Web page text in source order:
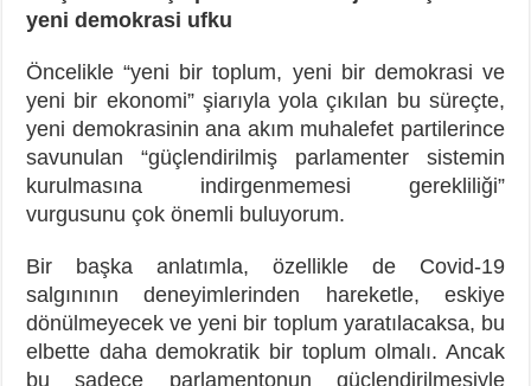
yeni demokrasi ufku
Öncelikle “yeni bir toplum, yeni bir demokrasi ve
yeni bir ekonomi” şiarıyla yola çıkılan bu süreçte,
yeni demokrasinin ana akım muhalefet partilerince
savunulan “güçlendirilmiş parlamenter sistemin
kurulmasına indirgenmemesi gerekliliği”
vurgusunu çok önemli buluyorum.
Bir başka anlatımla, özellikle de Covid-19
salgınının deneyimlerinden hareketle, eskiye
dönülmeyecek ve yeni bir toplum yaratılacaksa, bu
elbette daha demokratik bir toplum olmalı. Ancak
bu sadece parlamentonun güçlendirilmesiyle